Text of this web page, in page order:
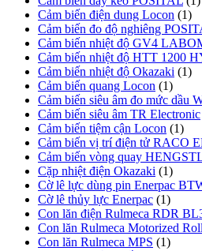
Cảm biến điện dung Locon (1)
Cảm biến đo độ nghiêng
Cảm biến nhiệt độ GV4
Cảm biến nhiệt độ HTT 1200
Cảm biến nhiệt độ Okazaki (1)
Cảm biến quang Locon (1)
Cảm biến siêu âm đo mức dầu
Cảm biến siêu âm TR Electronic
Cảm biến tiệm cận Locon (1)
Cảm biến vị trí điện tử RACO
Cảm biến vòng quay
Cặp nhiệt điện Okazaki (1)
Cờ lê lực dùng pin Enerpac
Cờ lê thủy lực Enerpac (1)
Con lăn điện Rulmeca RDR
Con lăn Rulmeca Motorized
Con lăn Rulmeca MPS (1)